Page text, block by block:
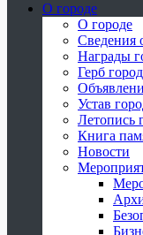
О городе
О городе
Сведения
Награды
Герб
Устав
Летопись
Книга
Новости